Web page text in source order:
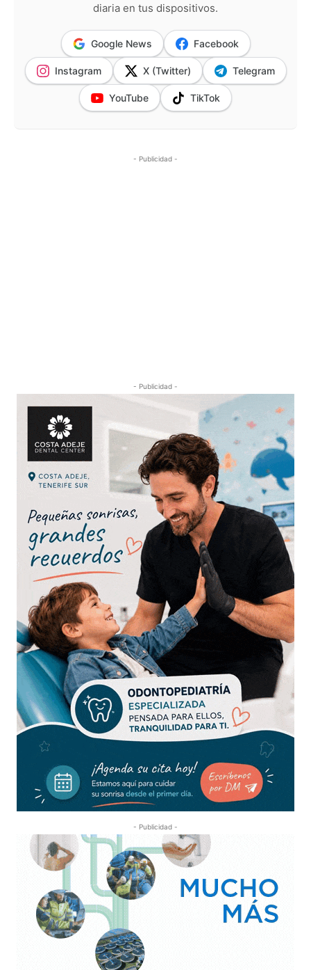
diaria en tus dispositivos.
Google News Facebook
Instagram X (Twitter) Telegram
YouTube TikTok
- Publicidad -
- Publicidad -
- Publicidad -